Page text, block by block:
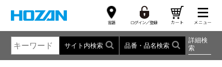
サイト内検索 品番・品名検索
詳細検
索